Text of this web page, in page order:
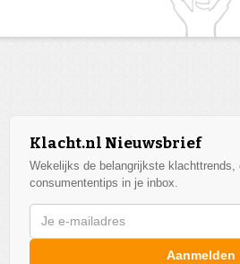
Klacht.nl Nieuwsbrief
Wekelijks de belangrijkste klachttrends,
consumententips in je inbox.
Aanmelden